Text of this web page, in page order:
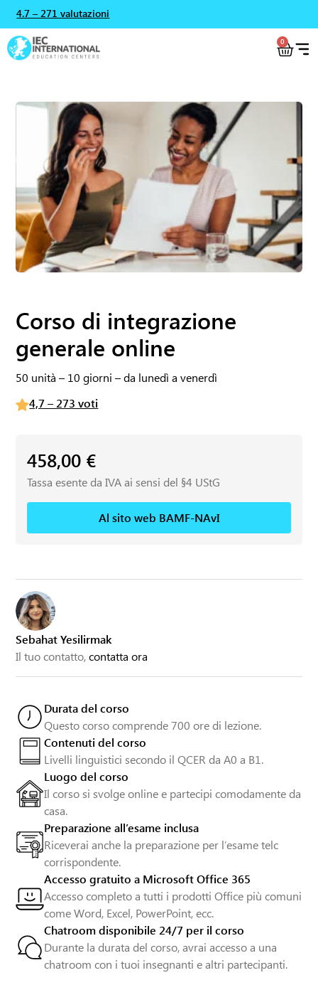
4.7 – 271 valutazioni
0
Sebahat Yesilirmak
Il tuo contatto,contatta ora
Durata del corso
Questo corso comprende 700 ore di lezione.
Contenuti del corso
Livelli linguistici secondo il QCER da A0 a B1.
Luogo del corso
Il corso si svolge online e partecipi comodamente da
casa.
Preparazione all’esame inclusa
Riceverai anche la preparazione per l’esame telc
corrispondente.
Accesso gratuito a Microsoft Office 365
Accesso completo a tutti i prodotti Office più comuni
come Word, Excel, PowerPoint, ecc.
Chatroom disponibile 24/7 per il corso
Durante la durata del corso, avrai accesso a una
chatroom con i tuoi insegnanti e altri partecipanti.
Corso di integrazione
generale online
50 unità – 10 giorni – da lunedì a venerdì
4,7 – 273 voti
458,00 €
Tassa esente da IVA ai sensi del §4 UStG
Al sito web BAMF-NAvI